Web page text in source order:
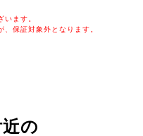
ます。
保証対象外となります。
の